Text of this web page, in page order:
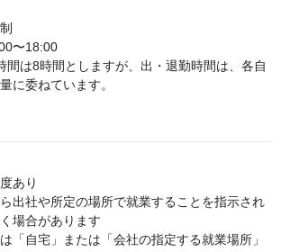
〜18:00
は8時間としますが、出・退勤時間は、各自
に委ねています。
あり
出社や所定の場所で就業することを指示され
場合があります
「自宅」または「会社の指定する就業場所」